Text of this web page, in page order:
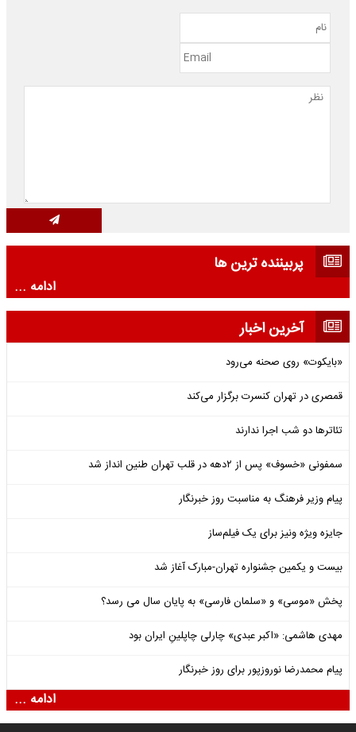
پربیننده ترین ها
ادامه ...
آخرین اخبار
«بایکوت» روی صحنه می‌رود
قمصری در تهران کنسرت برگزار می‌کند
تئاترها دو شب اجرا ندارند
سمفونی «خسوف» پس از ۲دهه در قلب تهران طنین انداز شد
پیام وزیر فرهنگ به مناسبت روز خبرنگار
جایزه ویژه ونیز برای یک فیلم‌ساز
بیست و یکمین جشنواره تهران-مبارک آغاز شد
پخش «موسی» و «سلمان فارسی» به پایان سال می رسد؟
مهدی هاشمی: «اکبر عبدی» چارلی چاپلینِ ایران بود
پیام محمدرضا نوروزپور برای روز خبرنگار
ادامه ...